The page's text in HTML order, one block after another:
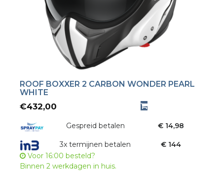
ROOF BOXXER 2 CARBON WONDER PEARL
WHITE
€432,00
Gespreid betalen € 14,98
3x termijnen betalen
€ 144
Voor 16:00 besteld?
Binnen 2 werkdagen in huis.